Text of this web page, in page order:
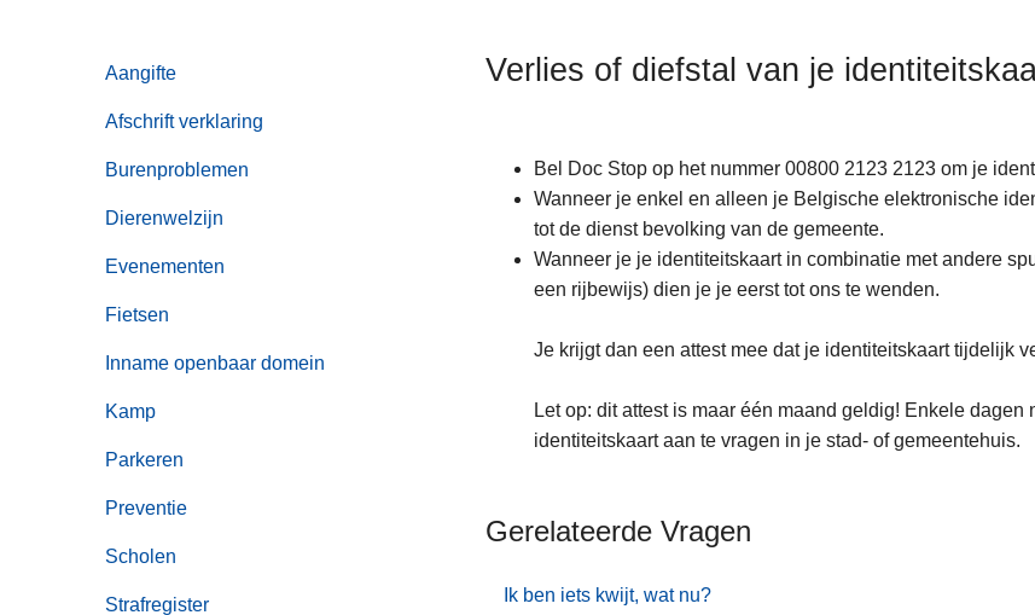
Aangifte
Afschrift verklaring
Burenproblemen
Dierenwelzijn
Evenementen
Fietsen
Inname openbaar domein
Kamp
Parkeren
Preventie
Scholen
Strafregister
Verlies of diefstal van je
Bel Doc Stop op het nummer 00800 2123 2123 om je
Wanneer je enkel en alleen je Belgische elektronische
tot de dienst bevolking van de gemeente.
Wanneer je je identiteitskaart in combinatie met andere
een rijbewijs) dien je je eerst tot ons te wenden.
Je krijgt dan een attest mee dat je identiteitskaart tijdelijk
Let op: dit attest is maar één maand geldig! Enkele
identiteitskaart aan te vragen in je stad- of gemeentehuis.
Gerelateerde Vragen
Ik ben iets kwijt, wat nu?